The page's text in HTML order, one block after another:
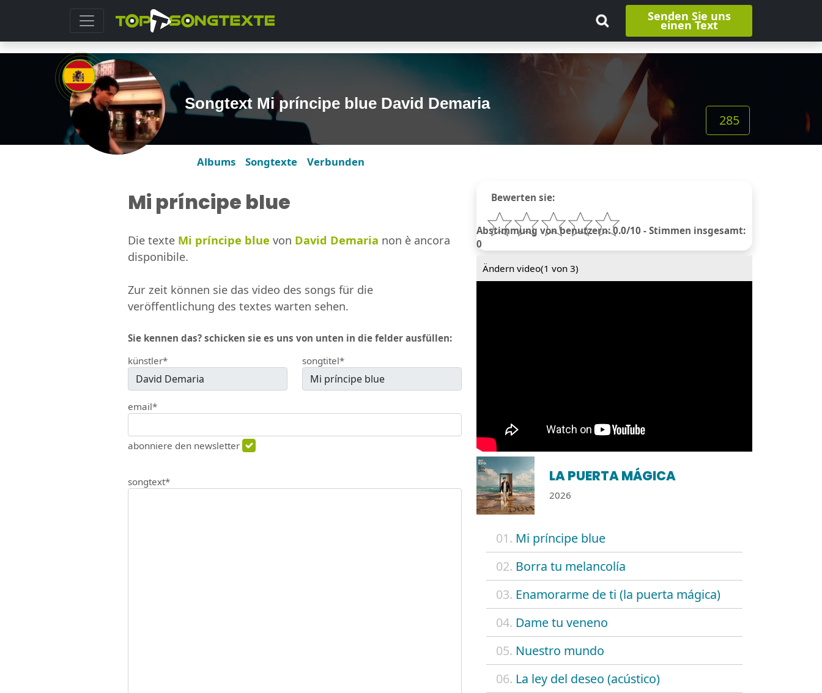
Senden Sie uns
einen Text
Songtext Mi príncipe blue David Demaria
285
Albums Songtexte Verbunden
Bewerten sie:
Abstimmung von benutzern: 0.0/10 - Stimmen insgesamt:
0
Ändern video(1 von 3)
LA PUERTA MÁGICA
2026
01. Mi príncipe blue
02. Borra tu melancolía
03. Enamorarme de ti (la puerta mágica)
04. Dame tu veneno
05. Nuestro mundo
06. La ley del deseo (acústico)
Mi príncipe blue
Die texte Mi príncipe blue von David Demaria non è ancora
disponibile.
Zur zeit können sie das video des songs für die
veröffentlichung des textes warten sehen.
Sie kennen das? schicken sie es uns von unten in die felder ausfüllen:
künstler*
songtitel*
email*
abonniere den newsletter
songtext*